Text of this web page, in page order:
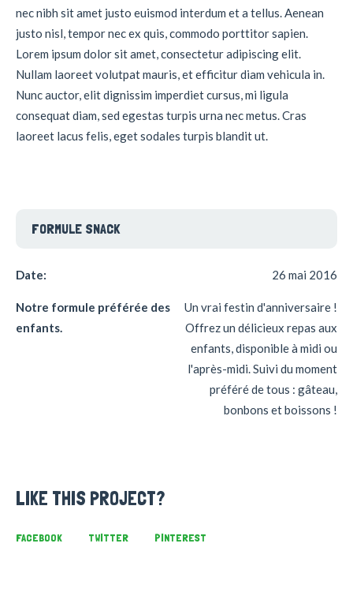
nec nibh sit amet justo euismod interdum et a tellus. Aenean
justo nisl, tempor nec ex quis, commodo porttitor sapien.
Lorem ipsum dolor sit amet, consectetur adipiscing elit.
Nullam laoreet volutpat mauris, et efficitur diam vehicula in.
Nunc auctor, elit dignissim imperdiet cursus, mi ligula
consequat diam, sed egestas turpis urna nec metus. Cras
laoreet lacus felis, eget sodales turpis blandit ut.
FORMULE SNACK
Date: 26 mai 2016
Notre formule préférée des
enfants.
Un vrai festin d'anniversaire !
Offrez un délicieux repas aux
enfants, disponible à midi ou
l'après-midi. Suivi du moment
préféré de tous : gâteau,
bonbons et boissons !
LIKE THIS PROJECT?
FACEBOOK TWITTER PINTEREST